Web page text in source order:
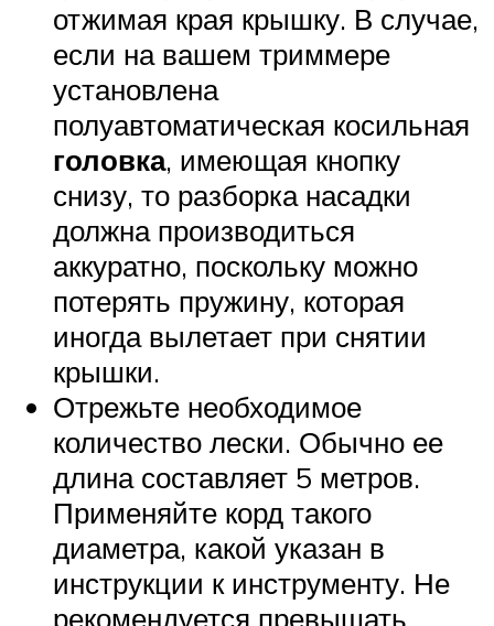
отжимая края крышку. В случае,
если на вашем триммере
установлена
полуавтоматическая косильная
головка, имеющая кнопку
снизу, то разборка насадки
должна производиться
аккуратно, поскольку можно
потерять пружину, которая
иногда вылетает при снятии
крышки.
Отрежьте необходимое
количество лески. Обычно ее
длина составляет 5 метров.
Применяйте корд такого
диаметра, какой указан в
инструкции к инструменту. Не
рекомендуется превышать